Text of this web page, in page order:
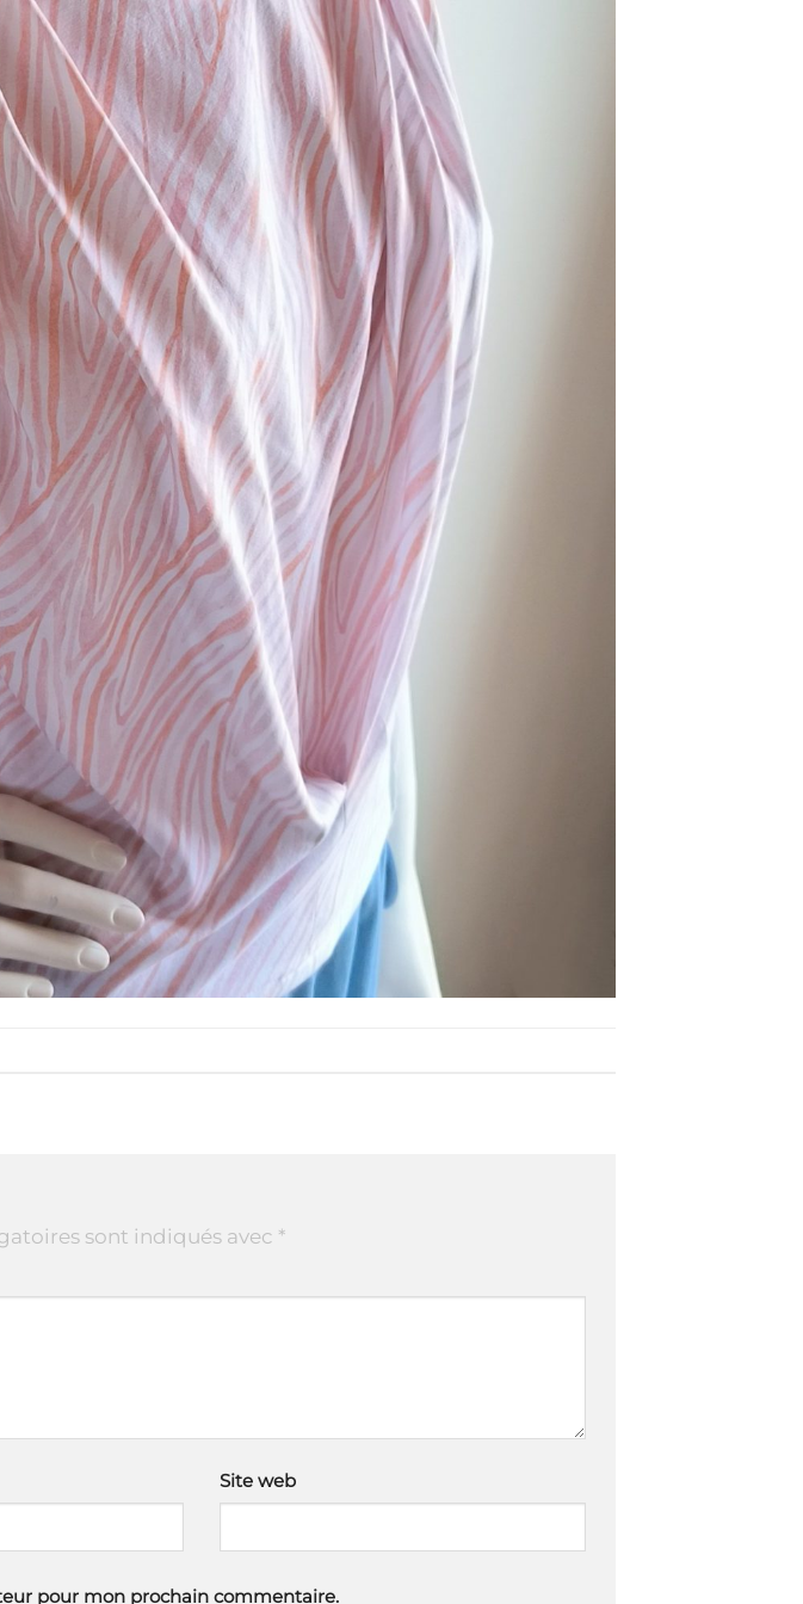
sont indiqués avec *
Site web
pour mon prochain commentaire.